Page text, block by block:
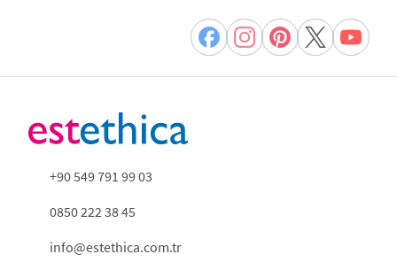
+90 549 791 99 03
0850 222 38 45
info@estethica.com.tr